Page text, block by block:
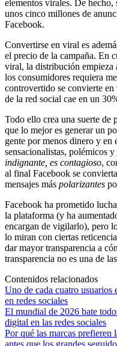
elementos virales. De hecho,
unos cinco millones de
Facebook.
Convertirse en viral es
el precio de la campaña. En
viral, la distribución empieza
los consumidores requiera
controvertido se convierte
de la red social cae en un
Todo ello crea una suerte de
que lo mejor es generar un
gente por menos dinero y en
sensacionalistas, polémicos y
indignante, es contagioso,
al final Facebook se
mensajes más polarizantes
Facebook ha prometido
la plataforma (y ha
encargan de vigilarlo), pero
lo miran con ciertas
dar mayor transparencia a
transparencia no es una de
Contenidos relacionados
Uno de cada cuatro usuarios
en redes sociales
El mundial de 2026 bate
digital en las redes sociales
Por qué las marcas
antes que los grandes